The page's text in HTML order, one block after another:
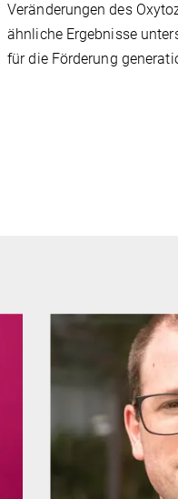
Veränderungen des
ähnliche Ergebnisse
für die Förderung